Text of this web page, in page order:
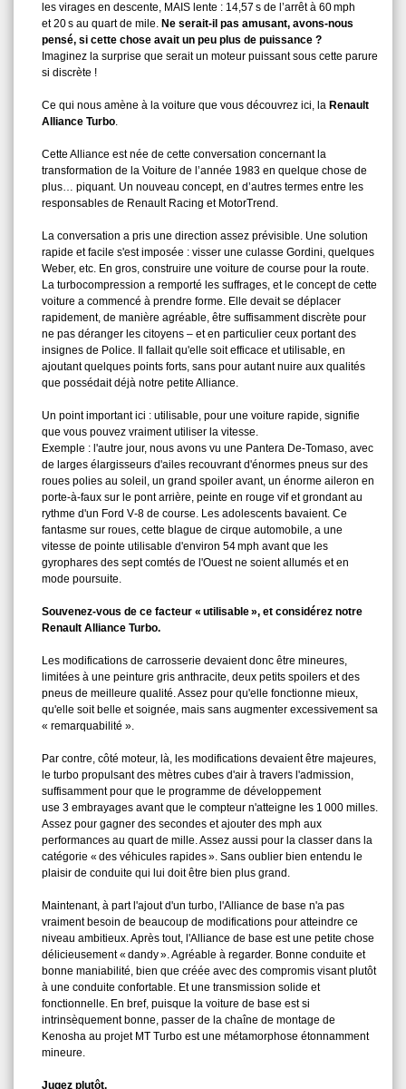
les virages en descente, MAIS lente : 14,57 s de l’arrêt à 60 mph
et 20 s au quart de mile. Ne serait‑il pas amusant, avons‑nous
pensé, si cette chose avait un peu plus de puissance ?
Imaginez la surprise que serait un moteur puissant sous cette parure
si discrète !
Ce qui nous amène à la voiture que vous découvrez ici, la Renault
Alliance Turbo.
Cette Alliance est née de cette conversation concernant la
transformation de la Voiture de l’année 1983 en quelque chose de
plus… piquant. Un nouveau concept, en d’autres termes entre les
responsables de Renault Racing et MotorTrend.
La conversation a pris une direction assez prévisible. Une solution
rapide et facile s'est imposée : visser une culasse Gordini, quelques
Weber, etc. En gros, construire une voiture de course pour la route.
La turbocompression a remporté les suffrages, et le concept de cette
voiture a commencé à prendre forme. Elle devait se déplacer
rapidement, de manière agréable, être suffisamment discrète pour
ne pas déranger les citoyens – et en particulier ceux portant des
insignes de Police. Il fallait qu'elle soit efficace et utilisable, en
ajoutant quelques points forts, sans pour autant nuire aux qualités
que possédait déjà notre petite Alliance.
Un point important ici : utilisable, pour une voiture rapide, signifie
que vous pouvez vraiment utiliser la vitesse.
Exemple : l'autre jour, nous avons vu une Pantera De‑Tomaso, avec
de larges élargisseurs d'ailes recouvrant d'énormes pneus sur des
roues polies au soleil, un grand spoiler avant, un énorme aileron en
porte‑à‑faux sur le pont arrière, peinte en rouge vif et grondant au
rythme d'un Ford V‑8 de course. Les adolescents bavaient. Ce
fantasme sur roues, cette blague de cirque automobile, a une
vitesse de pointe utilisable d'environ 54 mph avant que les
gyrophares des sept comtés de l'Ouest ne soient allumés et en
mode poursuite.
Souvenez‑vous de ce facteur « utilisable », et considérez notre
Renault Alliance Turbo.
Les modifications de carrosserie devaient donc être mineures,
limitées à une peinture gris anthracite, deux petits spoilers et des
pneus de meilleure qualité. Assez pour qu'elle fonctionne mieux,
qu'elle soit belle et soignée, mais sans augmenter excessivement sa
« remarquabilité ».
Par contre, côté moteur, là, les modifications devaient être majeures,
le turbo propulsant des mètres cubes d'air à travers l'admission,
suffisamment pour que le programme de développement
use 3 embrayages avant que le compteur n'atteigne les 1 000 milles.
Assez pour gagner des secondes et ajouter des mph aux
performances au quart de mille. Assez aussi pour la classer dans la
catégorie « des véhicules rapides ». Sans oublier bien entendu le
plaisir de conduite qui lui doit être bien plus grand.
Maintenant, à part l'ajout d'un turbo, l'Alliance de base n'a pas
vraiment besoin de beaucoup de modifications pour atteindre ce
niveau ambitieux. Après tout, l'Alliance de base est une petite chose
délicieusement « dandy ». Agréable à regarder. Bonne conduite et
bonne maniabilité, bien que créée avec des compromis visant plutôt
à une conduite confortable. Et une transmission solide et
fonctionnelle. En bref, puisque la voiture de base est si
intrinsèquement bonne, passer de la chaîne de montage de
Kenosha au projet MT Turbo est une métamorphose étonnamment
mineure.
Jugez plutôt.